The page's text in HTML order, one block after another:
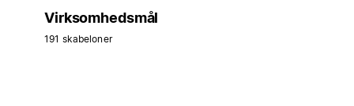
Virksomhedsmål
191 skabeloner